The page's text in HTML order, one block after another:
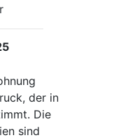
der in
Die
sind